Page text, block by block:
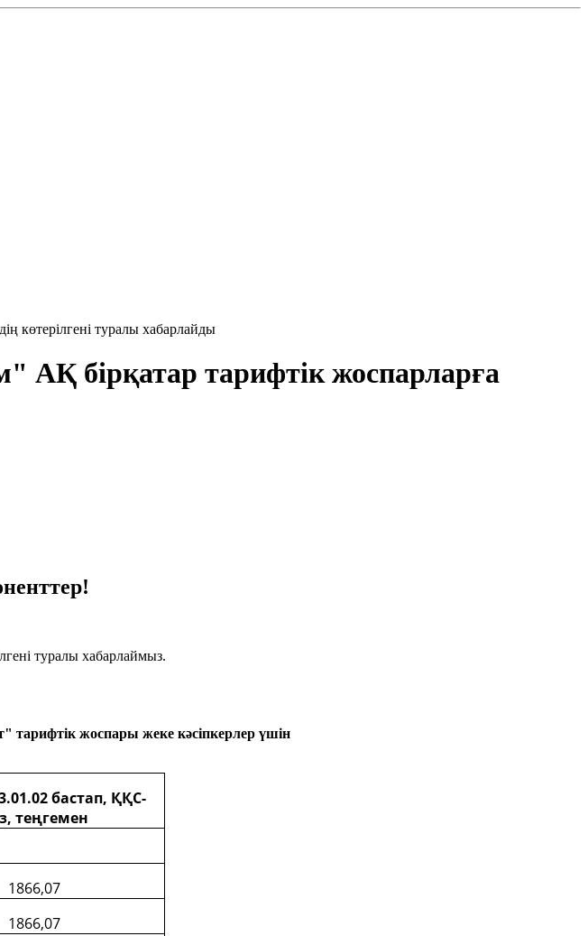
көтерілгені туралы хабарлайды
АҚ бірқатар тарифтік жоспарларға
туралы хабарлаймыз.
тарифтік жоспары жеке кәсіпкерлер үшін
01.02 бастап, ҚҚС-
, теңгемен
1866,07
1866,07